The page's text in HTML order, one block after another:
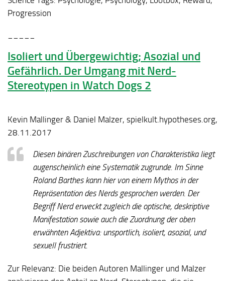
Progression
Isoliert und Übergewichtig; Asozial und
Gefährlich. Der Umgang mit Nerd-
Stereotypen in Watch Dogs 2
Kevin Mallinger & Daniel Malzer, spielkult.hypotheses.org,
28.11.2017
Diesen binären Zuschreibungen von Charakteristika liegt
augenscheinlich eine Systematik zugrunde. Im Sinne
Roland Barthes kann hier von einem Mythos in der
Repräsentation des Nerds gesprochen werden. Der
Begriff Nerd erweckt zugleich die optische, deskriptive
Manifestation sowie auch die Zuordnung der oben
erwähnten Adjektiva: unsportlich, isoliert, asozial, und
sexuell frustriert.
Zur Relevanz: Die beiden Autoren Mallinger und Malzer